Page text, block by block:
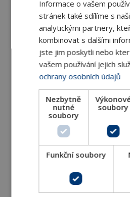
Rotační pohony pro 2-
kulové
Rotační pohony s krytím
momentem 16 Nm pro 2-
DETAIL
Informace o vašem
stránek také sdílíme s
analytickými partnery,
kombinovat s dalšími
jste jim poskytli nebo
vašem používání jejich
ochrany osobních údajů
Nezbytně
nutné
soubory
soubory
Funkční soubory